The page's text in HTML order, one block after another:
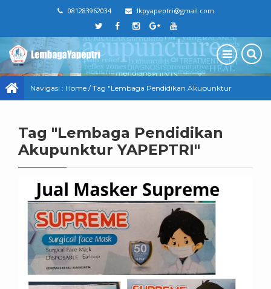
081283962034 lkpyapeptri@gmail.com
Navigasi : Home /Tag "Lembaga Pendidikan Akupunktur
Tag "Lembaga Pendidikan
Akupunktur YAPEPTRI"